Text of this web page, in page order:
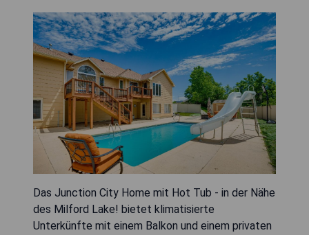
Das Junction City Home mit Hot Tub - in der Nähe
des Milford Lake! bietet klimatisierte
Unterkünfte mit einem Balkon und einem privaten